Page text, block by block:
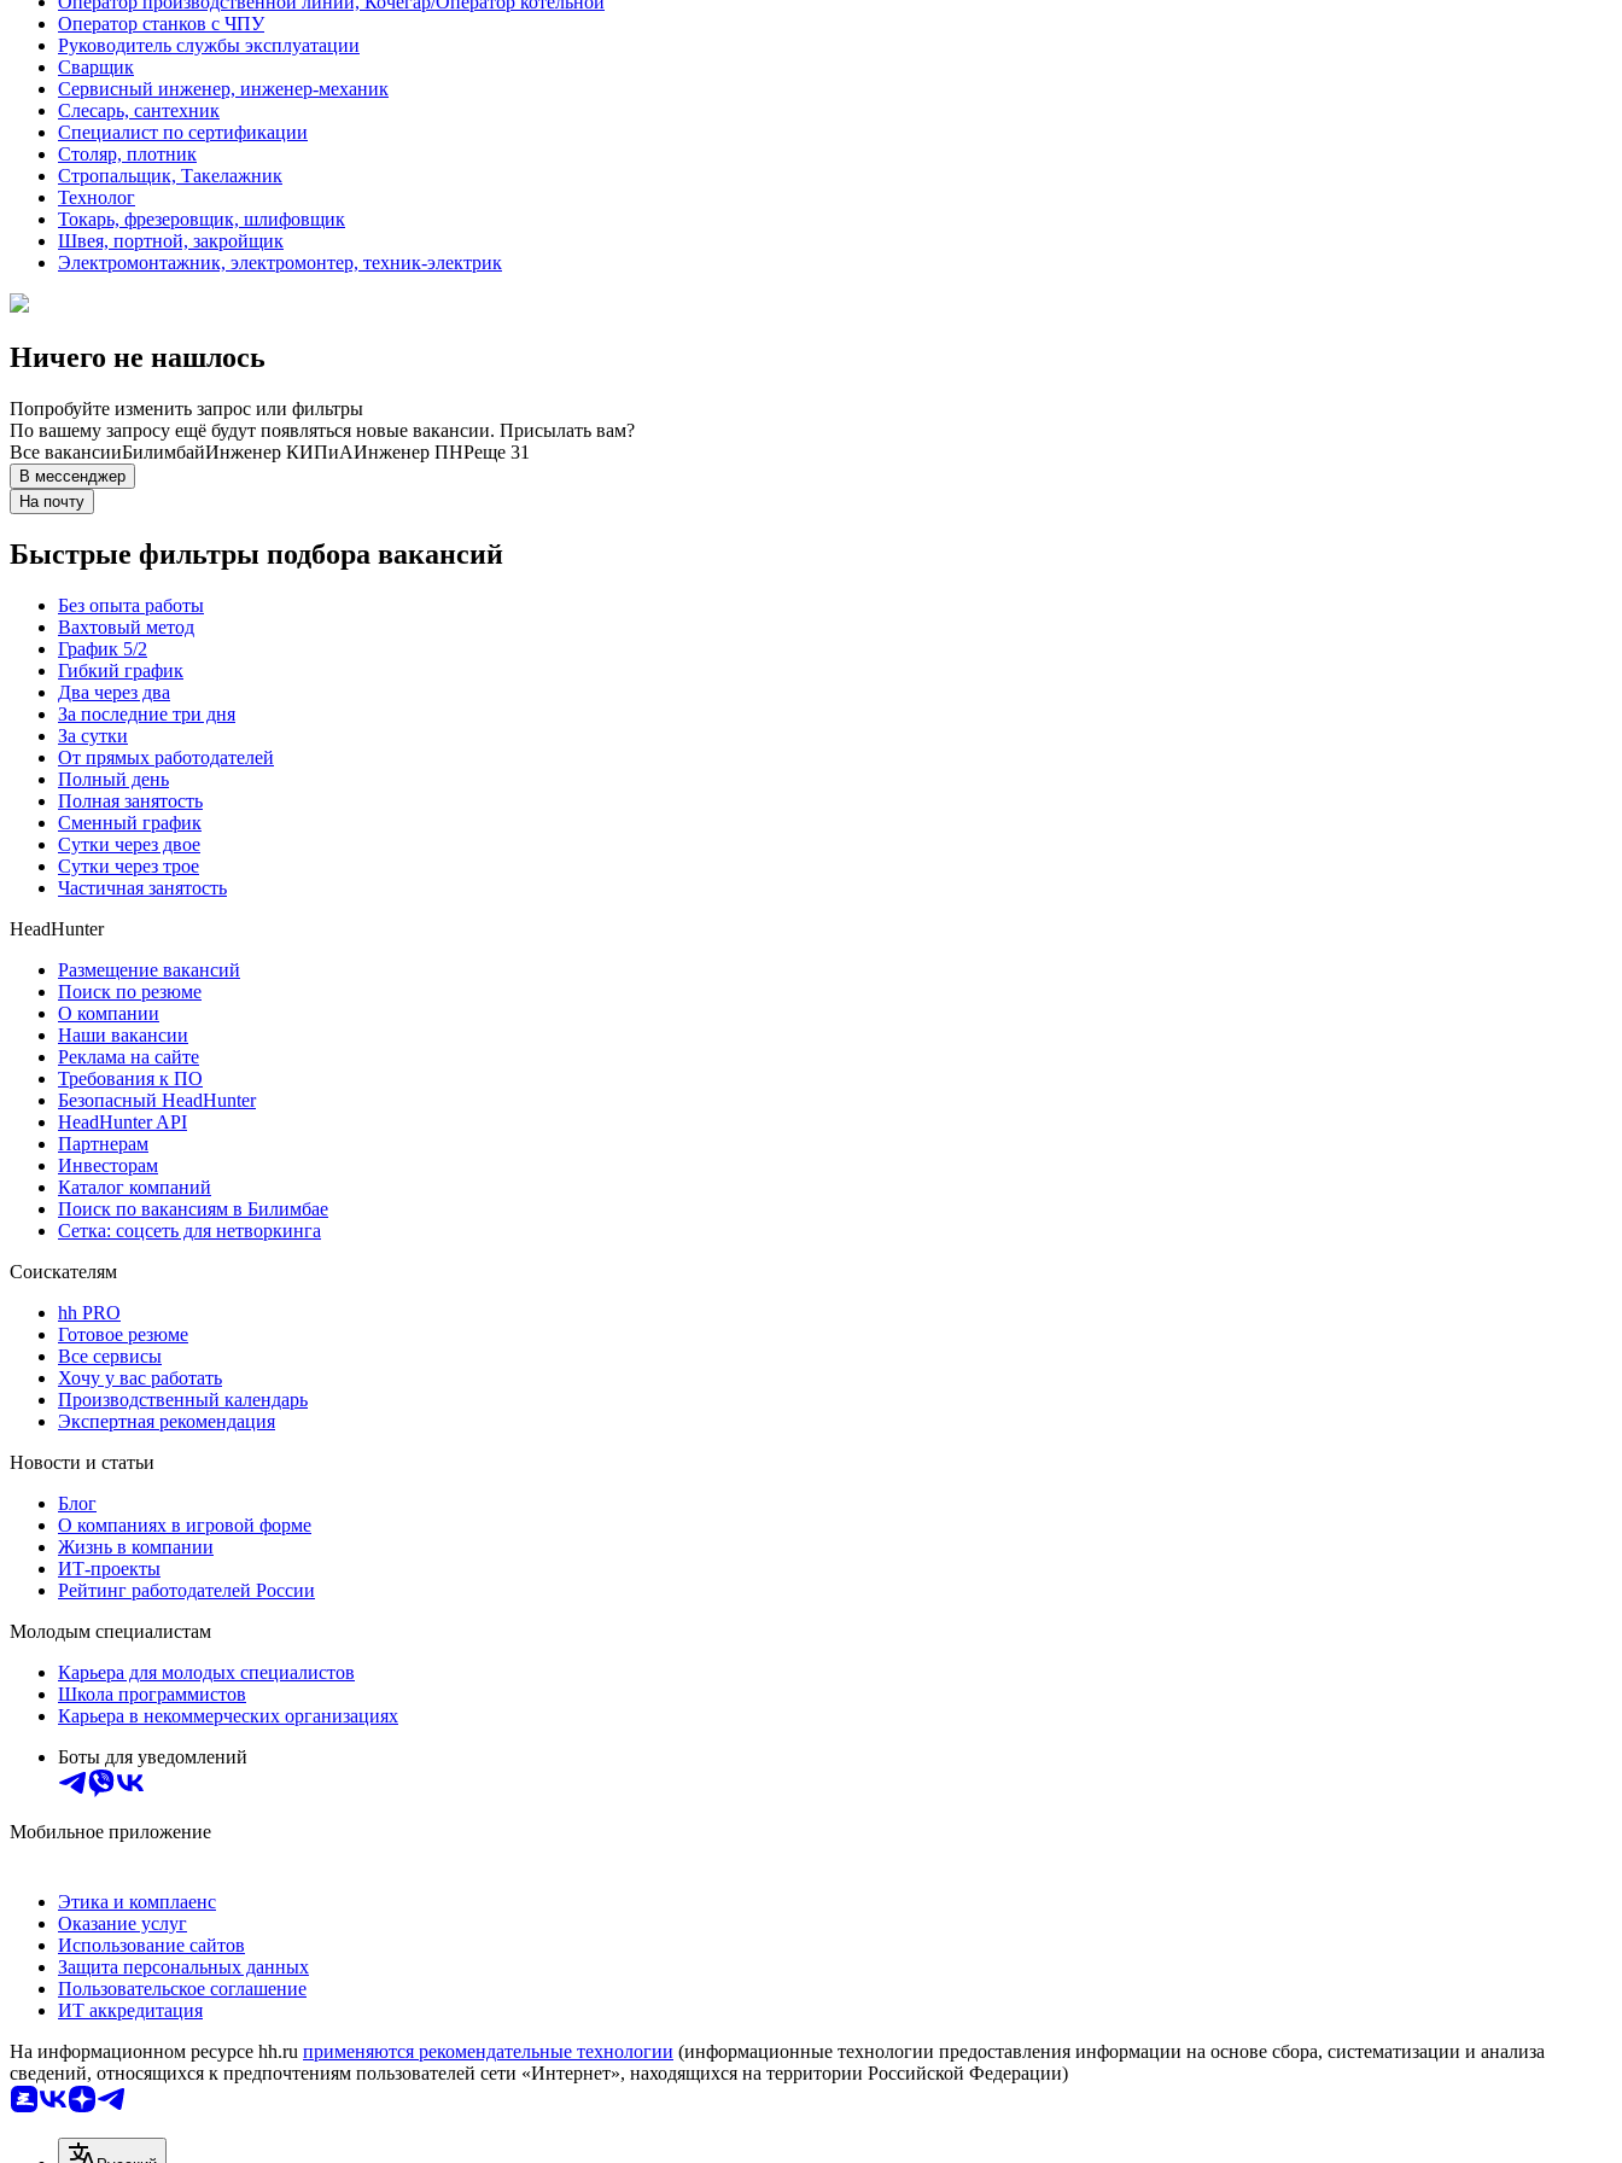
Оператор станков с ЧПУ
Руководитель службы эксплуатации
Сварщик
Сервисный инженер, инженер-механик
Слесарь, сантехник
Специалист по сертификации
Столяр, плотник
Стропальщик, Такелажник
Технолог
Токарь, фрезеровщик, шлифовщик
Швея, портной, закройщик
Электромонтажник, электромонтер, техник-электрик
Ничего не нашлось
Попробуйте изменить запрос или фильтры
По вашему запросу ещё будут появляться новые вакансии. Присылать вам?
Все вакансииБилимбайИнженер КИПиАИнженер ПНРеще 31
В мессенджер
На почту
Быстрые фильтры подбора вакансий
Без опыта работы
Вахтовый метод
График 5/2
Гибкий график
Два через два
За последние три дня
За сутки
От прямых работодателей
Полный день
Полная занятость
Сменный график
Сутки через двое
Сутки через трое
Частичная занятость
HeadHunter
Размещение вакансий
Поиск по резюме
О компании
Наши вакансии
Реклама на сайте
Требования к ПО
Безопасный HeadHunter
HeadHunter API
Партнерам
Инвесторам
Каталог компаний
Поиск по вакансиям в Билимбае
Сетка: соцсеть для нетворкинга
Соискателям
hh PRO
Готовое резюме
Все сервисы
Хочу у вас работать
Производственный календарь
Экспертная рекомендация
Новости и статьи
Блог
О компаниях в игровой форме
Жизнь в компании
ИТ-проекты
Рейтинг работодателей России
Молодым специалистам
Карьера для молодых специалистов
Школа программистов
Карьера в некоммерческих организациях
Боты для уведомлений
Мобильное приложение
Этика и комплаенс
Оказание услуг
Использование сайтов
Защита персональных данных
Пользовательское соглашение
ИТ аккредитация
На информационном ресурсе hh.ru применяются рекомендательные технологии (информационные технологии предоставления информации на основе сбора, систематизации и анализа
сведений, относящихся к предпочтениям пользователей сети «Интернет», находящихся на территории Российской Федерации)